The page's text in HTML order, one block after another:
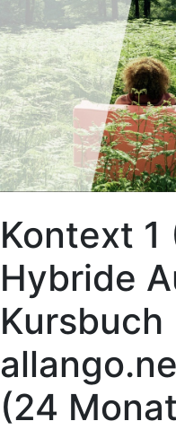
Kontext 1
Hybride
(24